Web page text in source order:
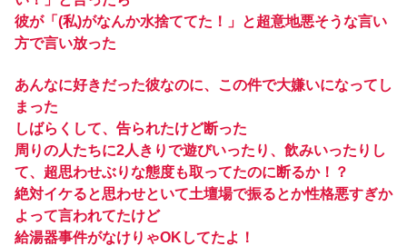
彼が「(私)がなんか水捨ててた！」と超意地悪そうな言い
方で言い放った
あんなに好きだった彼なのに、この件で大嫌いになってし
まった
しばらくして、告られたけど断った
周りの人たちに2人きりで遊びいったり、飲みいったりし
て、超思わせぶりな態度も取ってたのに断るか！？
絶対イケると思わせといて土壇場で振るとか性格悪すぎか
よって言われてたけど
給湯器事件がなけりゃOKしてたよ！